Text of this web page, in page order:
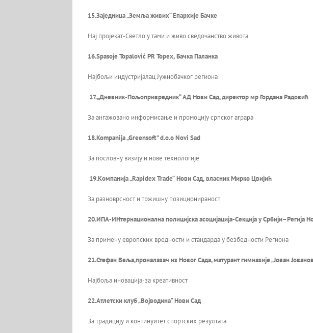
15.Заједница „Земља живих“ Епархије Бачке
Нај пројекат-Светло у тами и живо сведочанство живота
16.Spasoje Topalović PR Topex,Бачка Паланка
Најбољи индустријалац Јужнобачког региона
17.„Дневник-Пољопривредник“ АД Нови Сад, директор мр Гордана Радовић
За ангажовано информисање и промоцију српског аграра
18.Kompanija „Greensoft” d.o.o Novi Sad
За пословну визију и нове технологије
19.Компанија „Rapidex Trade“Нови Сад,власник Мирко Цвијић
За разноврсност и тржишну позиционираност
20.ИПА-ИНтернационална полицијска асоцијација-Секција у Србији–Регија
За примену европских вредности и стандарда у безбедности Региона
21.Стефан Веља,проналазач из Новог Сада, матурант гимназије„Јован
Најбоља иновација-за креативност
22.Атлетски клуб „Војводина“ Нови Сад
За традицију и континуитет спортских резултата